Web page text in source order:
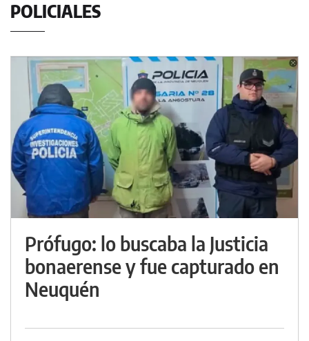
POLICIALES
Prófugo: lo buscaba la Justicia
bonaerense y fue capturado en
Neuquén